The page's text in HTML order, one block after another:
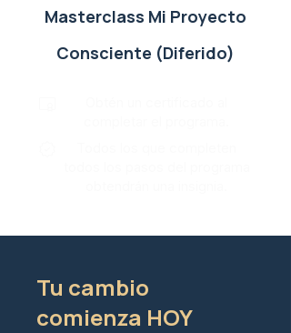
Masterclass Mi Proyecto
Consciente (Diferido)
Tu cambio
comienza HOY